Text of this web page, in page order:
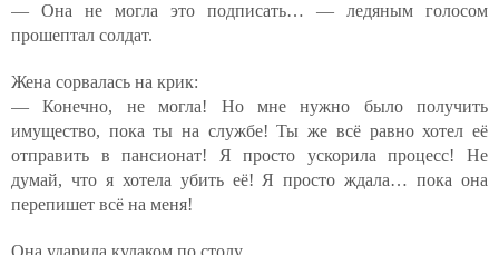
— Она не могла это подписать… — ледяным голосом
прошептал солдат.
Жена сорвалась на крик:
— Конечно, не могла! Но мне нужно было получить
имущество, пока ты на службе! Ты же всё равно хотел её
отправить в пансионат! Я просто ускорила процесс! Не
думай, что я хотела убить её! Я просто ждала… пока она
перепишет всё на меня!
Она ударила кулаком по столу.